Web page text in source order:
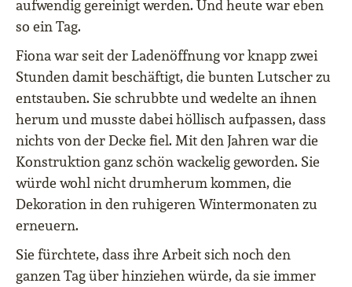
aufwendig gereinigt werden. Und heute war eben
so ein Tag.
Fiona war seit der Ladenöffnung vor knapp zwei
Stunden damit beschäftigt, die bunten Lutscher zu
entstauben. Sie schrubbte und wedelte an ihnen
herum und musste dabei höllisch aufpassen, dass
nichts von der Decke fiel. Mit den Jahren war die
Konstruktion ganz schön wackelig geworden. Sie
würde wohl nicht drumherum kommen, die
Dekoration in den ruhigeren Wintermonaten zu
erneuern.
Sie fürchtete, dass ihre Arbeit sich noch den
ganzen Tag über hinziehen würde, da sie immer